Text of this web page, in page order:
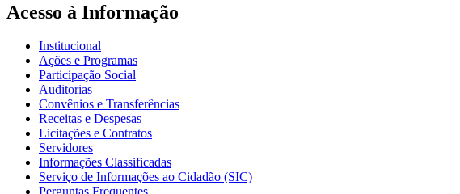
Acesso à Informação
Institucional
Ações e Programas
Participação Social
Auditorias
Convênios e Transferências
Receitas e Despesas
Licitações e Contratos
Servidores
Informações Classificadas
Serviço de Informações ao Cidadão (SIC)